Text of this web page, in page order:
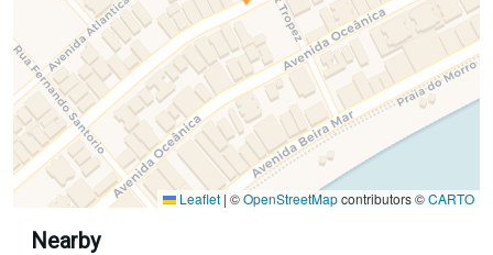
Leaflet | ©OpenStreetMapcontributors ©CARTO
Nearby